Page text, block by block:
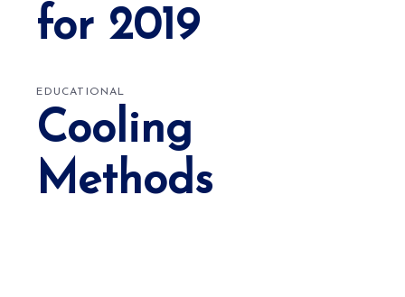
for 2019
EDUCATIONAL
Cooling
Methods